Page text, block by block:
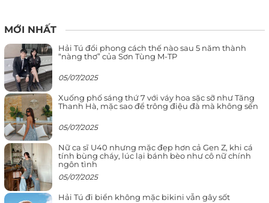
MỚI NHẤT
Hải Tú đổi phong cách thế nào sau 5 năm thành
“nàng thơ” của Sơn Tùng M-TP
05/07/2025
Xuống phố sáng thứ 7 với váy hoa sặc sỡ như Tăng
Thanh Hà, mặc sao để trông điệu đà mà không sến
05/07/2025
Nữ ca sĩ U40 nhưng mặc đẹp hơn cả Gen Z, khi cá
tính bùng cháy, lúc lại bánh bèo như cô nữ chính
ngôn tình
05/07/2025
Hải Tú đi biển không mặc bikini vẫn gây sốt